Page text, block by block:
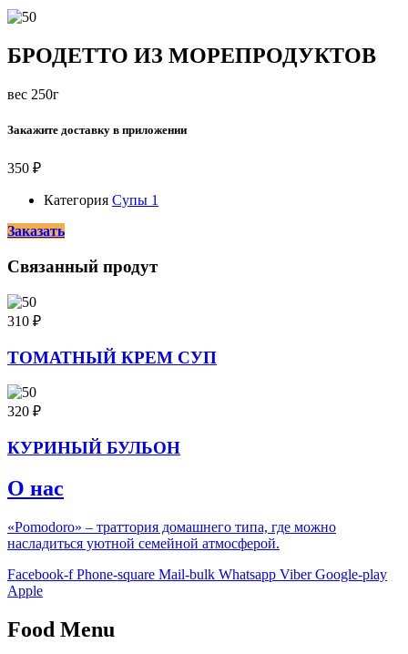
БРОДЕТТО ИЗ МОРЕПРОДУКТОВ
вес 250г
Закажите доставку в приложении
350 ₽
Категория Супы 1
Заказать
Связанный продут
310 ₽
ТОМАТНЫЙ КРЕМ СУП
320 ₽
КУРИНЫЙ БУЛЬОН
О нас
«Pomodoro» – траттория домашнего типа, где можно
насладиться уютной семейной атмосферой.
Facebook-f Phone-square Mail-bulk Whatsapp Viber Google-play
Apple
Food Menu